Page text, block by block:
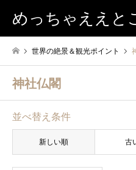
めっちゃええと
世界の絶景＆観光ポイント
神社仏閣
並べ替え条件
新しい順 古